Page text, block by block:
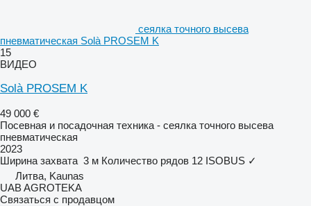
сеялка точного высева
пневматическая Solà PROSEM K
15
ВИДЕО
Solà PROSEM K
49 000 €
Посевная и посадочная техника - сеялка точного высева
пневматическая
2023
Ширина захвата 3 м Количество рядов 12 ISOBUS ✓
Литва, Kaunas
UAB AGROTEKA
Связаться с продавцом